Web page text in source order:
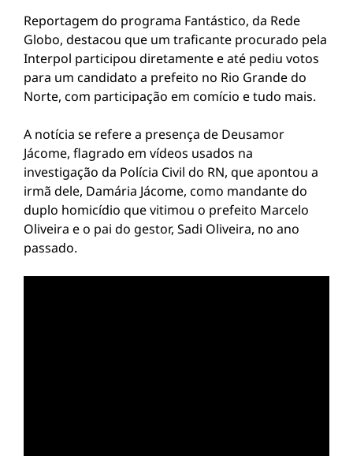
Reportagem do programa Fantástico, da Rede
Globo, destacou que um traficante procurado pela
Interpol participou diretamente e até pediu votos
para um candidato a prefeito no Rio Grande do
Norte, com participação em comício e tudo mais.
A notícia se refere a presença de Deusamor
Jácome, flagrado em vídeos usados na
investigação da Polícia Civil do RN, que apontou a
irmã dele, Damária Jácome, como mandante do
duplo homicídio que vitimou o prefeito Marcelo
Oliveira e o pai do gestor, Sadi Oliveira, no ano
passado.